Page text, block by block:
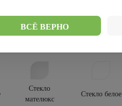
Стекло
мателюкс
Стекло белое
ВСЁ ВЕРНО